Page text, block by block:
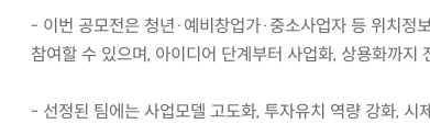
- 이번 공모전은 청년·예비창업가·중소사업자 등 위치정
참여할 수 있으며, 아이디어 단계부터 사업화, 상용화까지
- 선정된 팀에는 사업모델 고도화, 투자유치 역량 강화, 시